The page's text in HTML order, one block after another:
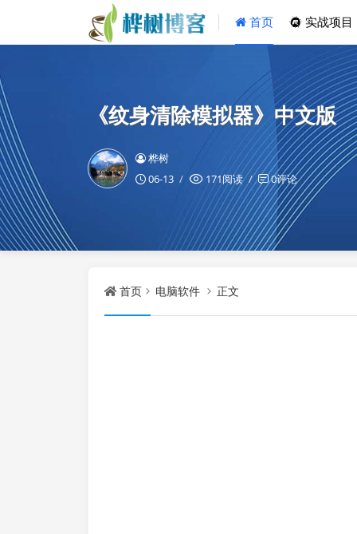
首页 实战项目
《纹身清除模拟器》中文版
桦树
06-13
171阅读 0评论
首页 电脑软件 正文